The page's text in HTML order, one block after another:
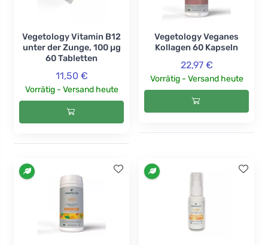
Vegetology Vitamin B12
unter der Zunge, 100 µg
60 Tabletten
11,50 €
Vorrätig - Versand heute
Vegetology Veganes
Kollagen 60 Kapseln
22,97 €
Vorrätig - Versand heute